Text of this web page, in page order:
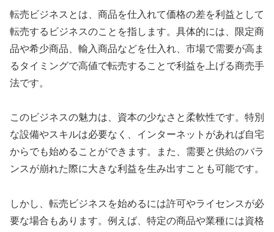
転売ビジネスとは、商品を仕入れて価格の差を利益として
転売するビジネスのことを指します。具体的には、限定商
品や希少商品、輸入商品などを仕入れ、市場で需要が高ま
るタイミングで高値で転売することで利益を上げる商売手
法です。
このビジネスの魅力は、資本の少なさと柔軟性です。特別
な設備やスキルは必要なく、インターネットがあれば自宅
からでも始めることができます。また、需要と供給のバラ
ンスが崩れた際に大きな利益を生み出すことも可能です。
しかし、転売ビジネスを始めるには許可やライセンスが必
要な場合もあります。例えば、特定の商品や業種には資格